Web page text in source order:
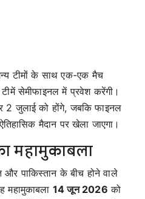
टीमों के साथ एक-एक मैच
सेमीफाइनल में प्रवेश करेंगी।
जुलाई को होंगे, जबकि फाइनल
मैदान पर खेला जाएगा।
महामुकाबला
पाकिस्तान के बीच होने वाले
महामुकाबला 14 जून 2026 को